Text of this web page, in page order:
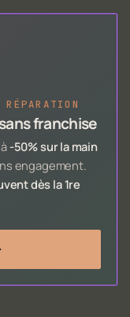
franchise
-50% sur la main
engagement.
dès la 1re